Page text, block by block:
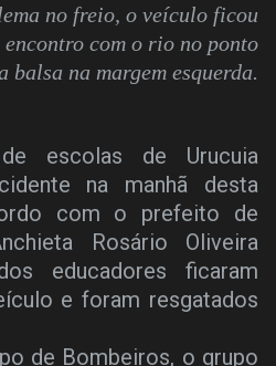
no freio, o veículo ficou
com o rio no ponto
balsa na margem esquerda.
escolas de Urucuia
na manhã desta
com o prefeito de
Rosário Oliveira
educadores ficaram
e foram resgatados
de Bombeiros, o grupo